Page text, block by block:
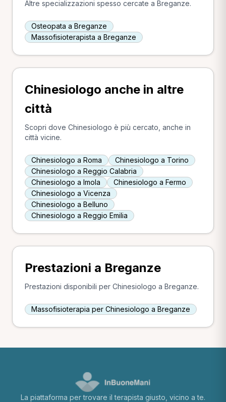
Altre specializzazioni spesso cercate a Breganze.
Osteopata a Breganze
Massofisioterapista a Breganze
Chinesiologo anche in altre
città
Scopri dove Chinesiologo è più cercato, anche in
città vicine.
Chinesiologo a Roma
Chinesiologo a Torino
Chinesiologo a Reggio Calabria
Chinesiologo a Imola
Chinesiologo a Fermo
Chinesiologo a Vicenza
Chinesiologo a Belluno
Chinesiologo a Reggio Emilia
Prestazioni a Breganze
Prestazioni disponibili per Chinesiologo a Breganze.
Massofisioterapia per Chinesiologo a Breganze
La piattaforma per trovare il terapista giusto, vicino a te.